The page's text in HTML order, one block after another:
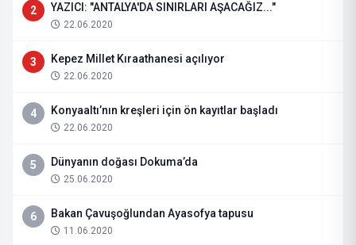
2 YAZICI: "ANTALYA'DA SINIRLARI AŞACAĞIZ..."
22.06.2020
3 Kepez Millet Kıraathanesi açılıyor
22.06.2020
4 Konyaaltı’nın kreşleri için ön kayıtlar başladı
22.06.2020
5 Dünyanın doğası Dokuma’da
25.06.2020
6 Bakan Çavuşoğlundan Ayasofya tapusu
11.06.2020